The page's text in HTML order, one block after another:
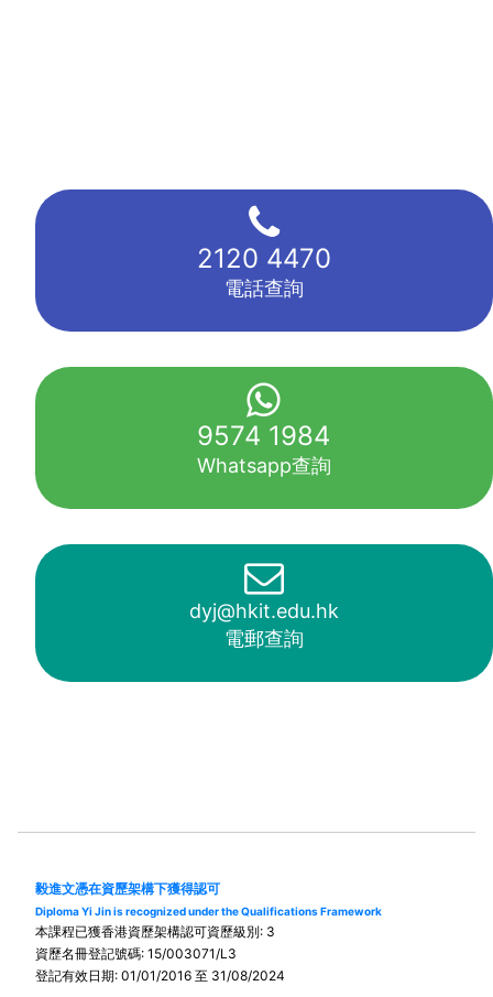
2120 4470
電話查詢
9574 1984
Whatsapp查詢
dyj@hkit.edu.hk
電郵查詢
毅進文憑在資歷架構下獲得認可
Diploma Yi Jin is recognized under the Qualifications Framework
本課程已獲香港資歷架構認可資歷級別: 3
資歷名冊登記號碼: 15/003071/L3
登記有效日期: 01/01/2016 至 31/08/2024